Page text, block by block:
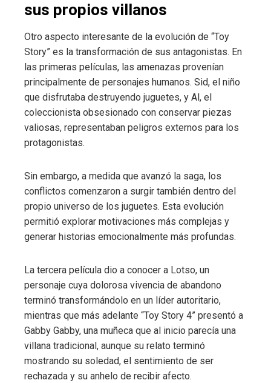
sus propios villanos
Otro aspecto interesante de la evolución de “Toy
Story” es la transformación de sus antagonistas. En
las primeras películas, las amenazas provenían
principalmente de personajes humanos. Sid, el niño
que disfrutaba destruyendo juguetes, y Al, el
coleccionista obsesionado con conservar piezas
valiosas, representaban peligros externos para los
protagonistas.
Sin embargo, a medida que avanzó la saga, los
conflictos comenzaron a surgir también dentro del
propio universo de los juguetes. Esta evolución
permitió explorar motivaciones más complejas y
generar historias emocionalmente más profundas.
La tercera película dio a conocer a Lotso, un
personaje cuya dolorosa vivencia de abandono
terminó transformándolo en un líder autoritario,
mientras que más adelante “Toy Story 4” presentó a
Gabby Gabby, una muñeca que al inicio parecía una
villana tradicional, aunque su relato terminó
mostrando su soledad, el sentimiento de ser
rechazada y su anhelo de recibir afecto.